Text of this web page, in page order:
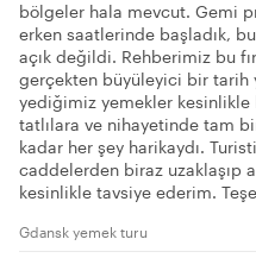
bölgeler hala mevcut. Gemi
erken saatlerinde başladık,
açık değildi. Rehberimiz bu
gerçekten büyüleyici bir tarih
yediğimiz yemekler
tatlılara ve nihayetinde tam
kadar her şey harikaydı.
caddelerden biraz uzaklaşıp
kesinlikle tavsiye ederim.
Gdansk yemek turu